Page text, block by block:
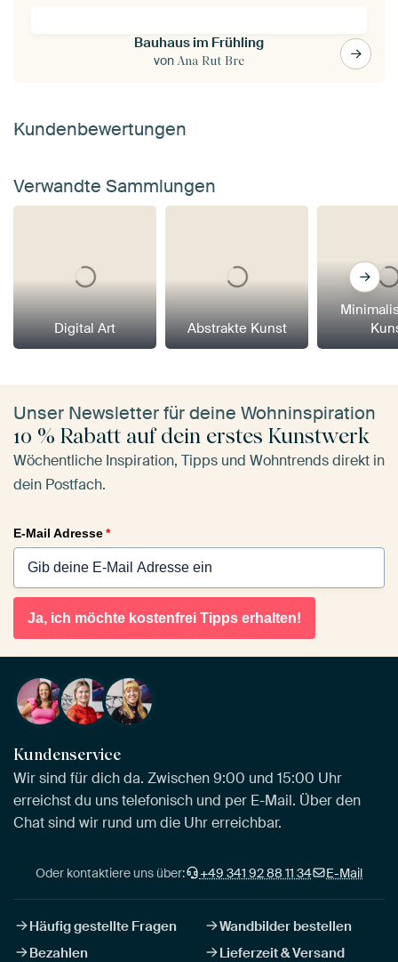
Bauhaus im Frühling
von Ana Rut Bre
Kundenbewertungen
Verwandte Sammlungen
Digital Art Abstrakte Kunst
Unser Newsletter für deine Wohninspiration
10 % Rabatt auf dein erstes Kunstwerk
Wöchentliche Inspiration, Tipps und Wohntrends direkt in
dein Postfach.
E-Mail Adresse*
Ja, ich möchte kostenfrei Tipps erhalten!
Kundenservice
Wir sind für dich da. Zwischen 9:00 und 15:00 Uhr
erreichst du uns telefonisch und per E-Mail. Über den
Chat sind wir rund um die Uhr erreichbar.
Oder kontaktiere uns über: +49 341 92 88 11 34 E-Mail
Häufig gestellte Fragen
Wandbilder bestellen
Bezahlen
Lieferzeit & Versand